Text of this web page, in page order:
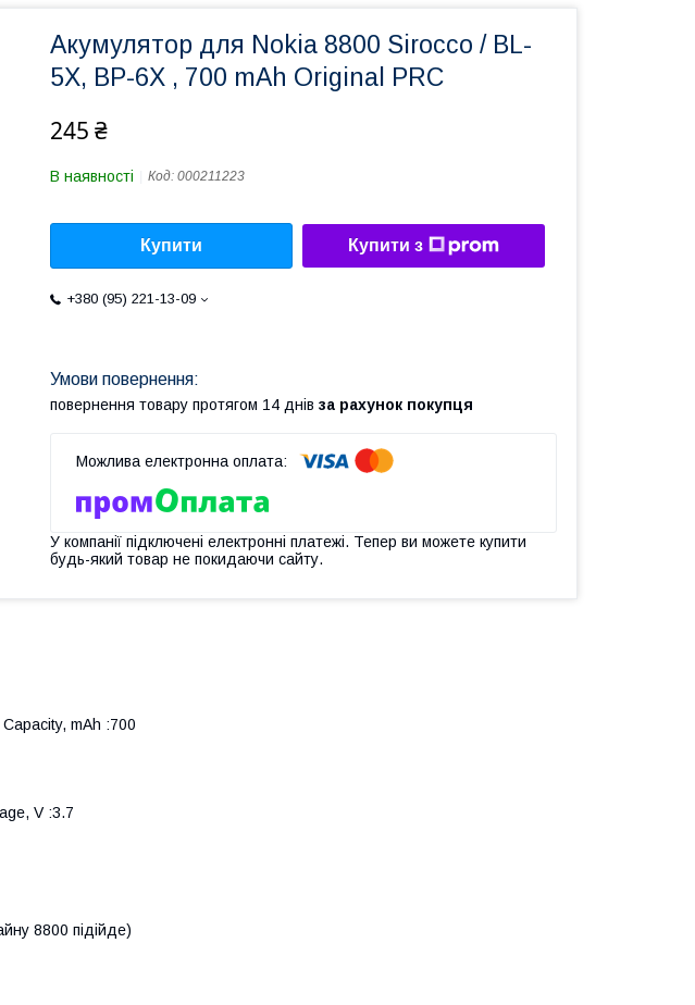
Акумулятор для Nokia 8800 Sirocco / BL-
5X, BP-6X , 700 mAh Original PRC
245 ₴
В наявності Код: 000211223
Купити Купити з
+380 (95) 221-13-09
повернення товару протягом 14 днів за рахунок покупця
У компанії підключені електронні платежі. Тепер ви можете купити
будь-який товар не покидаючи сайту.
mAh :700
V :3.7
8800 підійде)